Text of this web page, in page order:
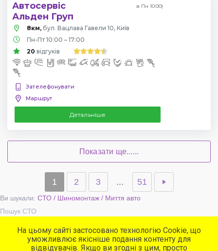
Автосервіс
Альден Груп
в Пн 10:00)
8км, бул. Вацлава Гавели 10, Київ
Пн-Пт 10:00 – 17:00
20 відгуків
Зателефонувати
Маршрут
Детальніше
Показати ще......
1 2 3 ... 51
Ви шукали: СТО / Шиномонтаж / Миття авто
Пошук СТО
Популярні сервіси
СТО
На цьому сайті застосовано технологію Cookie, що
уможливлює якісніше подання контенту для
відвідувачів. Якщо ви згодні з цим, просто